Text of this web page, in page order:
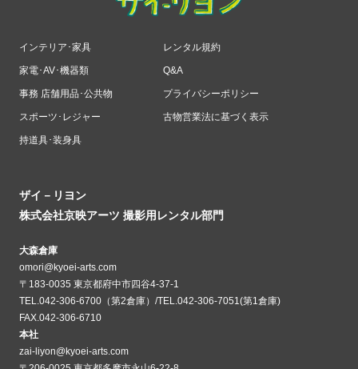
インテリア･家具
家電･AV･機器類
事務 店舗用品･公共物
スポーツ･レジャー
持道具･装身具
レンタル規約
Q&A
プライバシーポリシー
古物営業法に基づく表示
ザイ－リヨン
株式会社京映アーツ 撮影用レンタル部門
大森倉庫
omori@kyoei-arts.com
〒183-0035 東京都府中市四谷4-37-1
TEL.042-306-6700（第2倉庫）/TEL.042-306-7051(第1倉庫)
FAX.042-306-6710
本社
zai-liyon@kyoei-arts.com